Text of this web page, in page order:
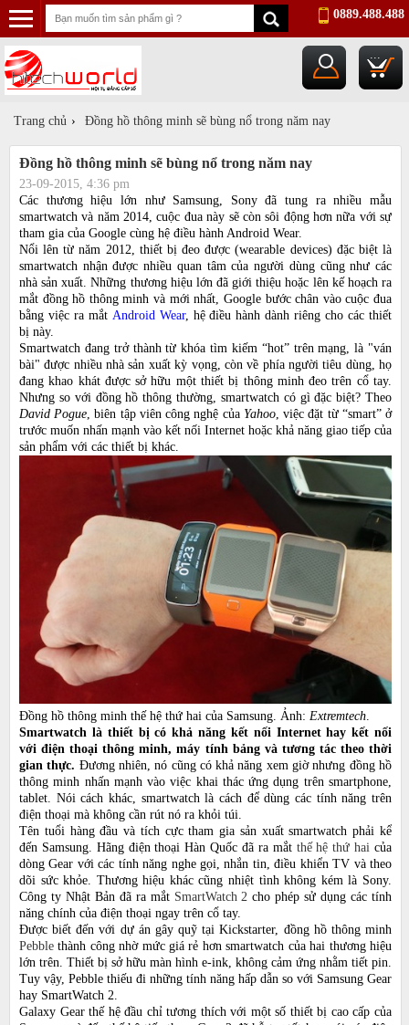
0889.488.488
...
Trang chủ › Đồng hồ thông minh sẽ bùng nổ trong năm nay
Đồng hồ thông minh sẽ bùng nổ trong năm nay
23-09-2015, 4:36 pm
Các thương hiệu lớn như Samsung, Sony đã tung ra nhiều mẫu
smartwatch và năm 2014, cuộc đua này sẽ còn sôi động hơn nữa với sự
tham gia của Google cùng hệ điều hành Android Wear.
Nổi lên từ năm 2012, thiết bị đeo được (wearable devices) đặc biệt là
smartwatch nhận được nhiều quan tâm của người dùng cũng như các
nhà sản xuất. Những thương hiệu lớn đã giới thiệu hoặc lên kế hoạch ra
mắt đồng hồ thông minh và mới nhất, Google bước chân vào cuộc đua
bằng việc ra mắt Android Wear, hệ điều hành dành riêng cho các thiết
bị này.
Smartwatch đang trở thành từ khóa tìm kiếm “hot” trên mạng, là "ván
bài" được nhiều nhà sản xuất kỳ vọng, còn về phía người tiêu dùng, họ
đang khao khát được sở hữu một thiết bị thông minh đeo trên cổ tay.
Nhưng so với đồng hồ thông thường, smartwatch có gì đặc biệt? Theo
David Pogue, biên tập viên công nghệ của Yahoo, việc đặt từ “smart” ở
trước muốn nhấn mạnh vào kết nối Internet hoặc khả năng giao tiếp của
sản phẩm với các thiết bị khác.
Đồng hồ thông minh thế hệ thứ hai của Samsung. Ảnh: Extremtech
Smartwatch là thiết bị có khả năng kết nối Internet hay kết nối
với điện thoại thông minh, máy tính bảng và tương tác theo thời
gian thực. Đương nhiên, nó cũng có khả năng xem giờ nhưng đồng hồ
thông minh nhấn mạnh vào việc khai thác ứng dụng trên smartphone,
tablet. Nói cách khác, smartwatch là cách để dùng các tính năng trên
điện thoại mà không cần rút nó ra khỏi túi.
Tên tuổi hàng đầu và tích cực tham gia sản xuất smartwatch phải kể
đến Samsung. Hãng điện thoại Hàn Quốc đã ra mắt thế hệ thứ haicủa
dòng Gear với các tính năng nghe gọi, nhắn tin, điều khiển TV và theo
dõi sức khỏe. Thương hiệu khác cũng nhiệt tình không kém là Sony.
Công ty Nhật Bản đã ra mắt SmartWatch 2 cho phép sử dụng các tính
năng chính của điện thoại ngay trên cổ tay.
Được biết đến với dự án gây quỹ tại Kickstarter, đồng hồ thông minh
Pebble thành công nhờ mức giá rẻ hơn smartwatch của hai thương hiệu
lớn trên. Thiết bị sở hữu màn hình e-ink, không cảm ứng nhằm tiết pin.
Tuy vậy, Pebble thiếu đi những tính năng hấp dẫn so với Samsung Gear
hay SmartWatch 2.
Galaxy Gear thế hệ đầu chỉ tương thích với một số thiết bị cao cấp của